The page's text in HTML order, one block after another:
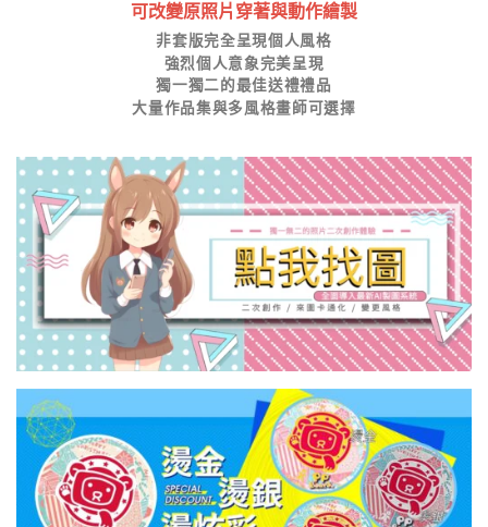
可改變原照片穿著與動作繪製
非套版完全呈現個人風格
強烈個人意象完美呈現
獨一獨二的最佳送禮禮品
大量作品集與多風格畫師可選擇